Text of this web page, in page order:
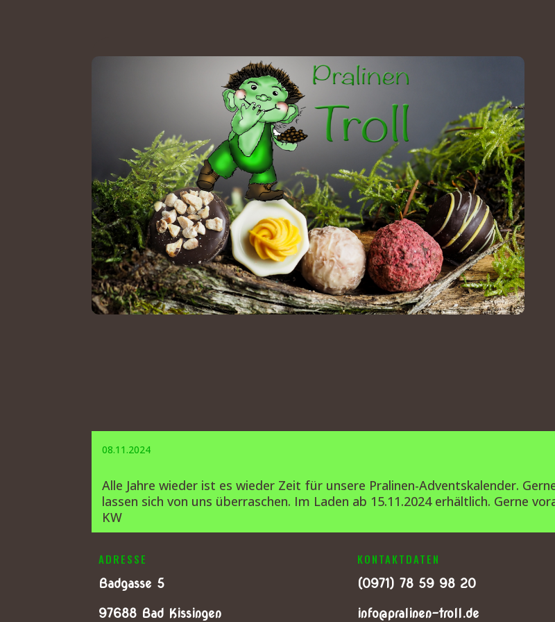
08.11.2024
Alle Jahre wieder ist es wieder Zeit für unsere Pralinen-Adventskalender.
lassen sich von uns überraschen. Im Laden ab 15.11.2024 erhältlich. Gerne
KW
ADRESSE
Badgasse 5
97688 Bad Kissingen
KONTAKTDATEN
(0971) 78 59 98 20
info@pralinen-troll.de